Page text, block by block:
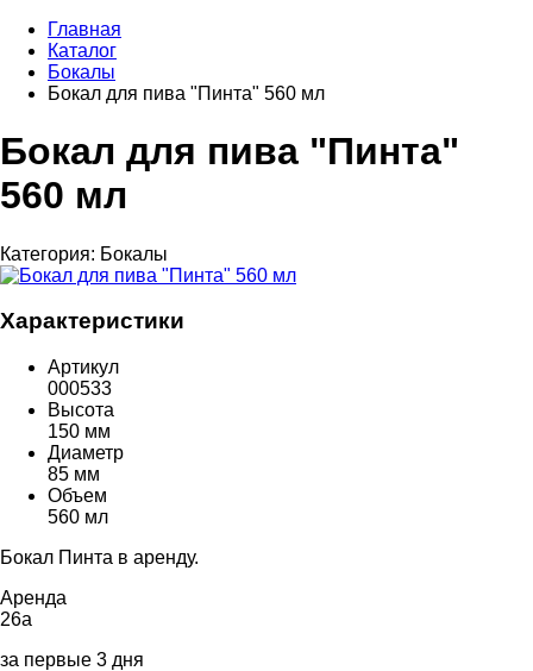
Главная
Каталог
Бокалы
Бокал для пива "Пинта" 560 мл
Бокал для пива "Пинта"
560 мл
Категория: Бокалы
Характеристики
Артикул
000533
Высота
150 мм
Диаметр
85 мм
Объем
560 мл
Бокал Пинта в аренду.
Аренда
26a
за первые 3 дня